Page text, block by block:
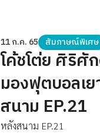
11 ก.ค. 65 สัมภาษณ์พิเศษ
โค้ชโต่ย ศิริศั
มองฟุตบอลเ
สนาม EP.21
หลังสนาม EP.21